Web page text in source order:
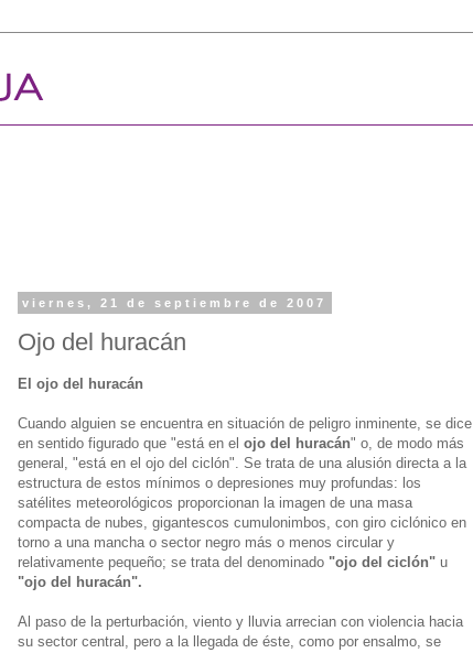
viernes, 21 de septiembre de 2007
Ojo del huracán
El ojo del huracán
Cuando alguien se encuentra en situación de peligro inminente, se dice
en sentido figurado que "está en el ojo del huracán" o, de modo más
general, "está en el ojo del ciclón". Se trata de una alusión directa a la
estructura de estos mínimos o depresiones muy profundas: los
satélites meteorológicos proporcionan la imagen de una masa
compacta de nubes, gigantescos cumulonimbos, con giro ciclónico en
torno a una mancha o sector negro más o menos circular y
relativamente pequeño; se trata del denominado "ojo del ciclón" u
"ojo del huracán".
Al paso de la perturbación, viento y lluvia arrecian con violencia hacia
su sector central, pero a la llegada de éste, como por ensalmo, se